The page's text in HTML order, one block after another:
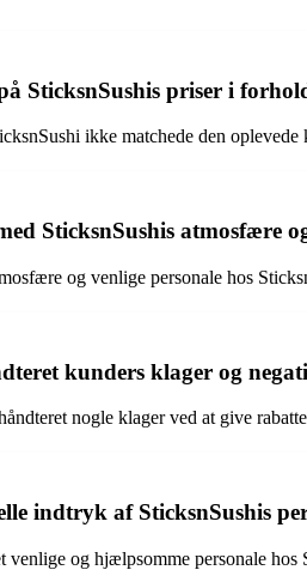
SticksnSushis priser i
ikke matchede den
SticksnSushis atmosfære
og venlige personale hos
kunders klager og
nogle klager ved at give
indtryk af SticksnSushis
og hjælpsomme personale hos